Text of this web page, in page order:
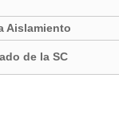
Aislamiento
de la SC